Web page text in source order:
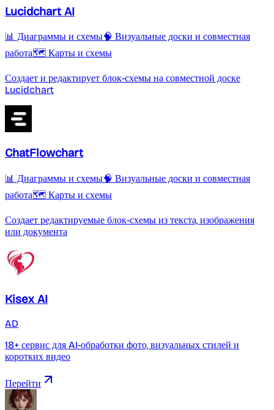
Lucidchart AI
📊 Диаграммы и схемы🧠 Визуальные доски и совместная
работа🗺️ Карты и схемы
Создает и редактирует блок-схемы на совместной доске
Lucidchart
ChatFlowchart
📊 Диаграммы и схемы🧠 Визуальные доски и совместная
работа🗺️ Карты и схемы
Создает редактируемые блок-схемы из текста, изображения
или документа
Kisex AI
AD
18+ сервис для AI-обработки фото, визуальных стилей и
коротких видео
Перейти